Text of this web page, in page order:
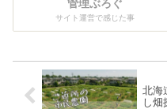
管理ぶろぐ
サイト運営で感じた事
北海
し畑